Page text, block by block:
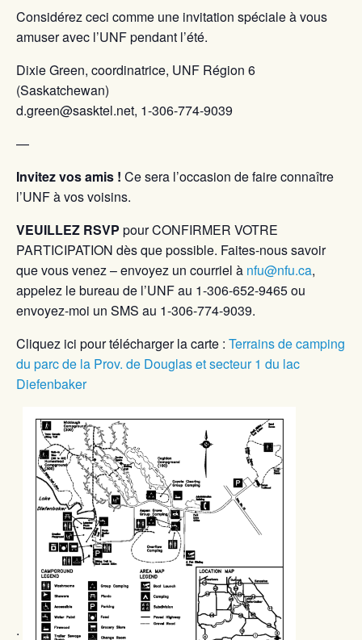
Considérez ceci comme une invitation spéciale à vous
amuser avec l’UNF pendant l’été.
Dixie Green, coordinatrice, UNF Région 6
(Saskatchewan)
d.green@sasktel.net, 1-306-774-9039
—
Invitez vos amis ! Ce sera l’occasion de faire connaître
l’UNF à vos voisins.
VEUILLEZ RSVP pour CONFIRMER VOTRE
PARTICIPATION dès que possible. Faites-nous savoir
que vous venez – envoyez un courriel à nfu@nfu.ca,
appelez le bureau de l’UNF au 1-306-652-9465 ou
envoyez-moi un SMS au 1-306-774-9039.
Cliquez ici pour télécharger la carte : Terrains de camping
du parc de la Prov. de Douglas et secteur 1 du lac
Diefenbaker
.